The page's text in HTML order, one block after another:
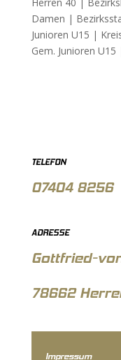
Damen |
Junioren U15 |
Gem. Junioren U15
TELEFON
07404 8256
ADRESSE
Gottfried-
78662
Impressum